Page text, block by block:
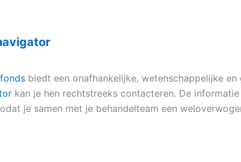
biedt een onafhankelijke, wetenschappelijke
kan je hen rechtstreeks contacteren. De
je samen met je behandelteam een